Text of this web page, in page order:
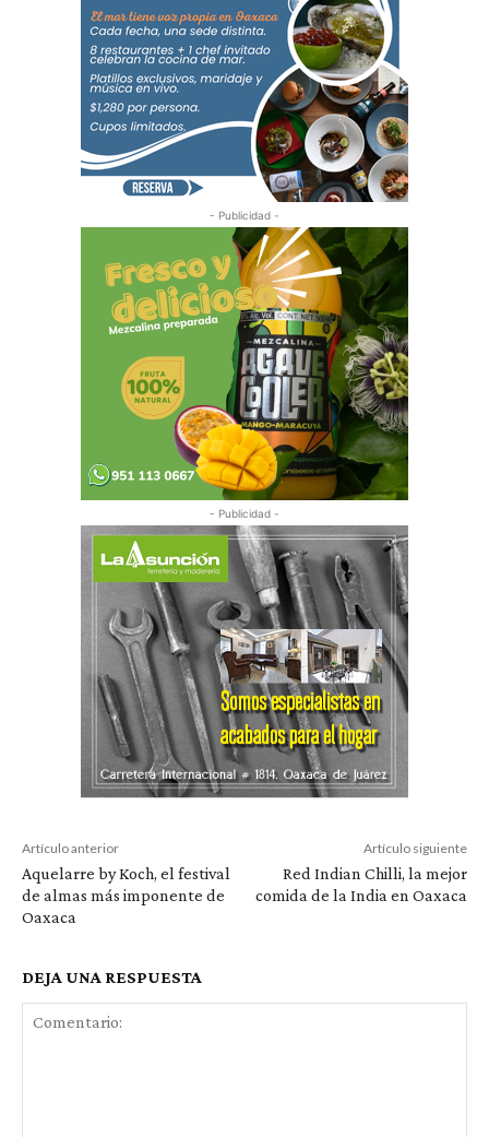
- Publicidad -
- Publicidad -
Artículo anterior
Aquelarre by Koch, el festival
de almas más imponente de
Oaxaca
Artículo siguiente
Red Indian Chilli, la mejor
comida de la India en Oaxaca
DEJA UNA RESPUESTA